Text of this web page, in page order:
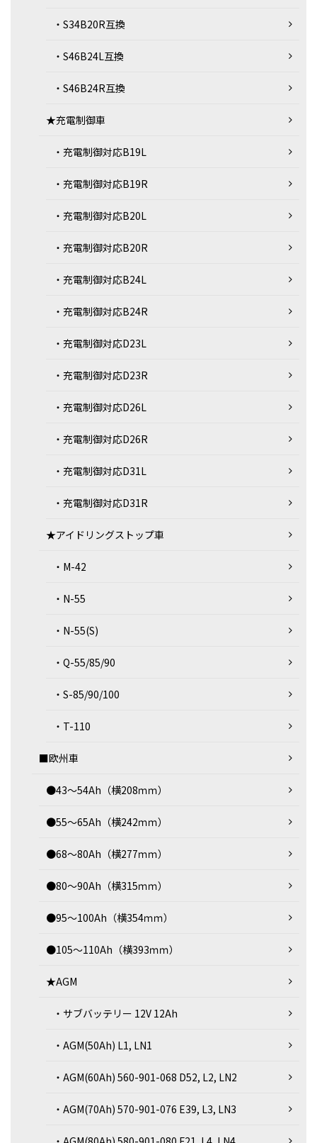
・S34B20R互換
・S46B24L互換
・S46B24R互換
★充電制御車
・充電制御対応B19L
・充電制御対応B19R
・充電制御対応B20L
・充電制御対応B20R
・充電制御対応B24L
・充電制御対応B24R
・充電制御対応D23L
・充電制御対応D23R
・充電制御対応D26L
・充電制御対応D26R
・充電制御対応D31L
・充電制御対応D31R
★アイドリングストップ車
・M-42
・N-55
・N-55(S)
・Q-55/85/90
・S-85/90/100
・T-110
■欧州車
●43～54Ah（横208ｍｍ）
●55～65Ah（横242ｍｍ）
●68～80Ah（横277ｍｍ）
●80～90Ah（横315ｍｍ）
●95～100Ah（横354ｍｍ）
●105～110Ah（横393ｍｍ）
★AGM
・サブバッテリー 12V 12Ah
・AGM(50Ah) L1, LN1
・AGM(60Ah) 560-901-068 D52, L2, LN2
・AGM(70Ah) 570-901-076 E39, L3, LN3